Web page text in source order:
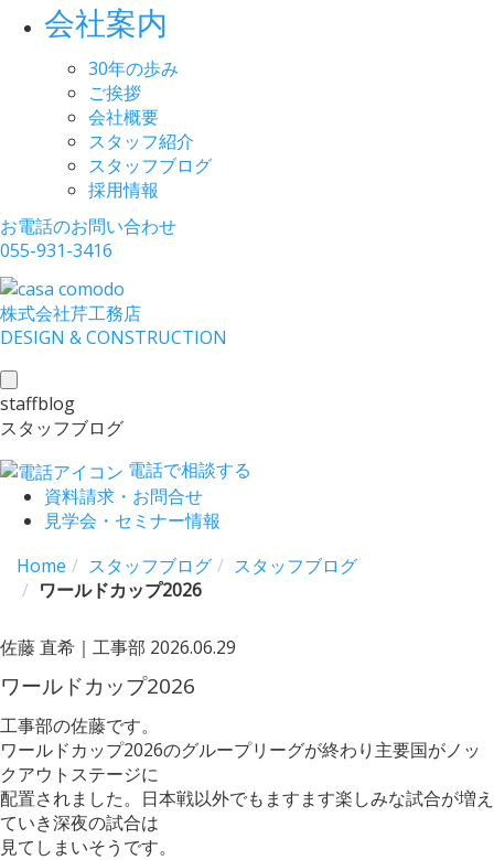
会社案内
30年の歩み
ご挨拶
会社概要
スタッフ紹介
スタッフブログ
採用情報
お電話のお問い合わせ
055-931-3416
株式会社芹工務店
DESIGN &CONSTRUCTION
toggle
navigation
staffblog
スタッフブログ
電話で相談する
資料請求・お問合せ
見学会・セミナー情報
Home
スタッフブログ
スタッフブログ
ワールドカップ2026
佐藤 直希｜工事部 2026.06.29
ワールドカップ2026
工事部の佐藤です。
ワールドカップ2026のグループリーグが終わり主要国がノッ
クアウトステージに
配置されました。日本戦以外でもますます楽しみな試合が増え
ていき深夜の試合は
見てしまいそうです。